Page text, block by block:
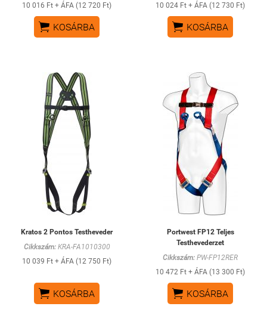
10 016 Ft + ÁFA (12 720 Ft)
 KOSÁRBA
10 024 Ft + ÁFA (12 730 Ft)
 KOSÁRBA
Kratos 2 Pontos Testheveder
Cikkszám:KRA-FA1010300
10 039 Ft + ÁFA (12 750 Ft)
 KOSÁRBA
Portwest FP12 Teljes
Testhevederzet
Cikkszám: PW-FP12RER
10 472 Ft + ÁFA (13 300 Ft)
 KOSÁRBA